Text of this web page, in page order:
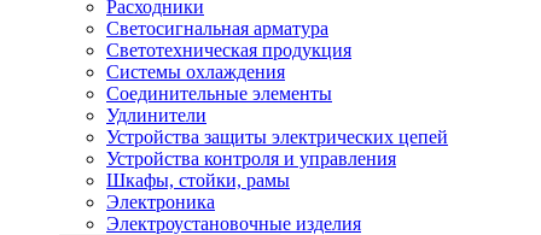
Расходники
Светосигнальная арматура
Светотехническая продукция
Системы охлаждения
Соединительные элементы
Удлинители
Устройства защиты электрических цепей
Устройства контроля и управления
Шкафы, стойки, рамы
Электроника
Электроустановочные изделия